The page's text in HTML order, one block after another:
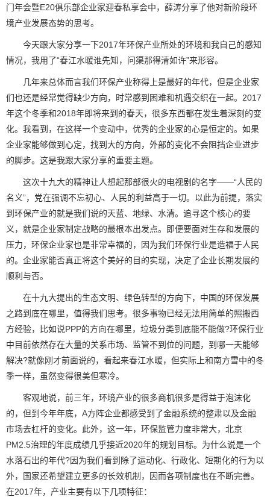
门年会暨E20俱乐部企业家迎春私享会中，薛涛分享了他对新阶段环
境产业发展态势的思考。
今天跟大家分享一下2017年环保产业所处的环境和我自己的感知
情况，我用了“春江水暖谁先知，问渠那得清如许”来形容。
几年来总体而言我们环保产业称得上是最好的年代，但是企业家
们也还是经常觉得缺少方向，时常感到困难和机遇交织在一起。2017
年这个冬季和2018年即将来到的春天，很多东西都在发生着深刻的变
化。我看到，在这样一个变动中，优秀的企业家的心是恒定的。如果
企业家能够做到心定，找到大的方向，外部的变化不会阻挡企业进步
的脚步。这是我跟大家分享的重要主题。
这次十九大的精神让人想起那部很火的电视剧的名字——“人民的
名义”，党在强调不忘初心、人民的利益高于一切。以此为前提，落实
到环保产业的就是我们说的天蓝、地绿、水清。追寻这个核心的要
义，就是企业家制定战略的最根本出发点。即便要面对生存和发展的
压力，环保企业家也是非常幸福的，因为我们环保行业是造福于人民
的。企业家能否真正将这个美好的目的实现，决定了企业长期发展的
顺利与否。
在十九大提出的生态文明、绿色转型的方向下，中国的环保发展
之路到底在哪里，值得我们思考。很多事物已经无法用简单的照搬西
方经验，比如说PPP的方向在哪里，垃圾分类到底能不能做?环保行业
中目前依然存在大量的关系市场、监管不到位的问题，到哪一天能够
解决?就像刚才前面说的，看起来春江水暖，但实际上和南方雪中的冬
季一样，虽然变得很美但寒冷。
客观地说，前三年，环境产业的很多商机很多是得益于泡沫化
的，但到今年年底，A方阵企业都感受到了金融系统的整肃以及金融
市场去杠杆的变化。此外，这一年，环保监管力度非常大，北京
PM2.5治理的年度成绩几乎接近2020年的规划目标。为什么说是一个
水落石出的年代?因为我们看到除了运动化、行政化、短期化的行为以
外，国家还希望建立更多的长效机制，因而各项制度也在不断完善。
在2017年，产业主要有以下几项特征：